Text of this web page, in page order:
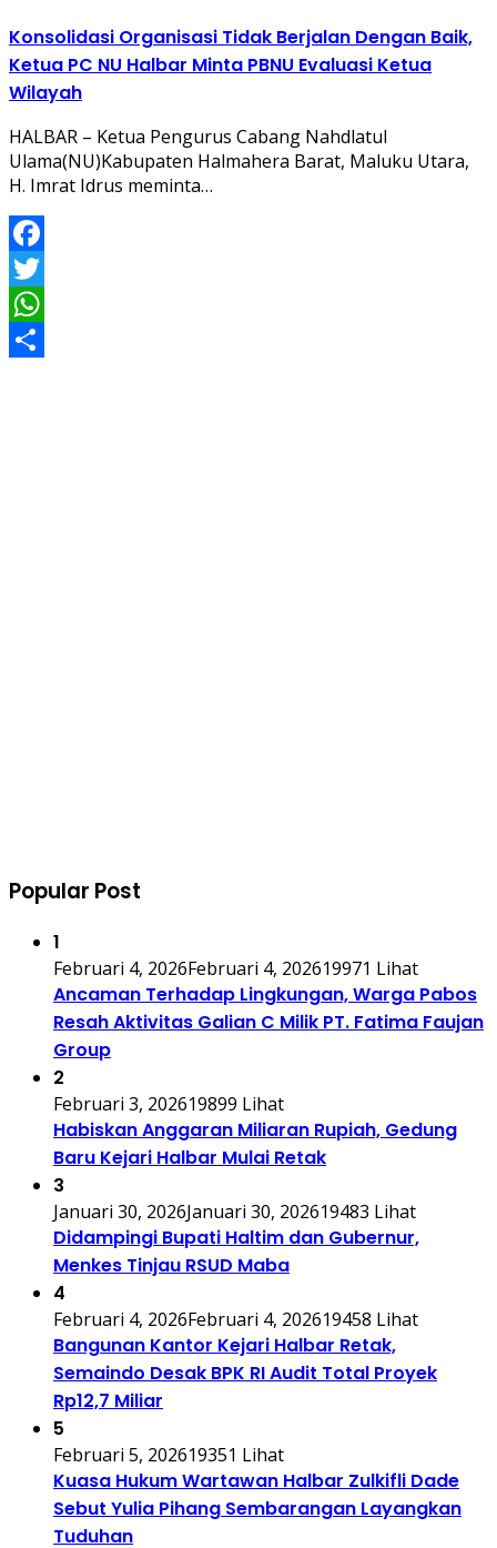
Konsolidasi Organisasi Tidak Berjalan Dengan Baik,
Ketua PC NU Halbar Minta PBNU Evaluasi Ketua
Wilayah
HALBAR – Ketua Pengurus Cabang Nahdlatul
Ulama(NU)Kabupaten Halmahera Barat, Maluku Utara,
H. Imrat Idrus meminta…
Facebook
Twitter
WhatsApp
Popular Post
1
Februari 4, 2026Februari 4, 202619971 Lihat
Ancaman Terhadap Lingkungan, Warga Pabos
Resah Aktivitas Galian C Milik PT. Fatima Faujan
Group
2
Februari 3, 202619899 Lihat
Habiskan Anggaran Miliaran Rupiah, Gedung
Baru Kejari Halbar Mulai Retak
3
Januari 30, 2026Januari 30, 202619483 Lihat
Didampingi Bupati Haltim dan Gubernur,
Menkes Tinjau RSUD Maba
4
Februari 4, 2026Februari 4, 202619458 Lihat
Bangunan Kantor Kejari Halbar Retak,
Semaindo Desak BPK RI Audit Total Proyek
Rp12,7 Miliar
5
Februari 5, 202619351 Lihat
Kuasa Hukum Wartawan Halbar Zulkifli Dade
Sebut Yulia Pihang Sembarangan Layangkan
Tuduhan